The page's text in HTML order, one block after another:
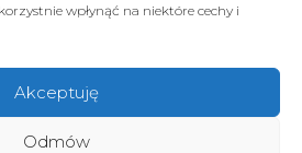
wpłynąć na niektóre cechy i
Akceptuję
Odmów